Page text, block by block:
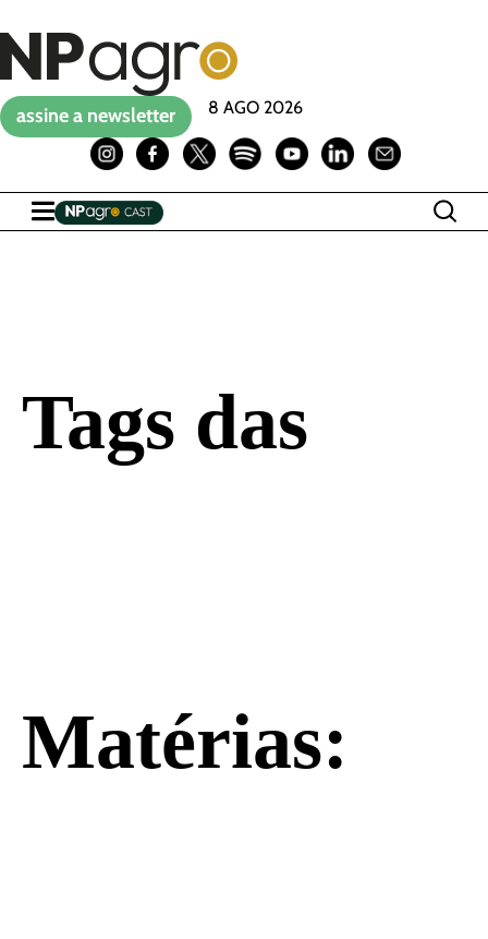
assine a newsletter 8 AGO 2026
Tags das
Matérias: